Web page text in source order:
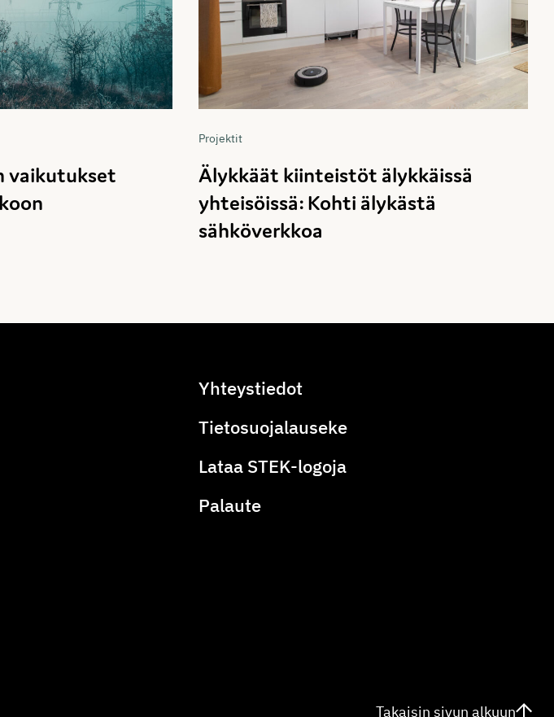
vaikutukset
Projektit
Älykkäät kiinteistöt älykkäissä
yhteisöissä: Kohti älykästä
sähköverkkoa
Yhteystiedot
Tietosuojalauseke
Lataa STEK-logoja
Palaute
Takaisin sivun alkuun